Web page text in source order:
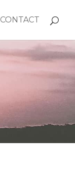
CONTACT